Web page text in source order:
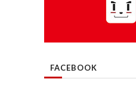
FACEBOOK